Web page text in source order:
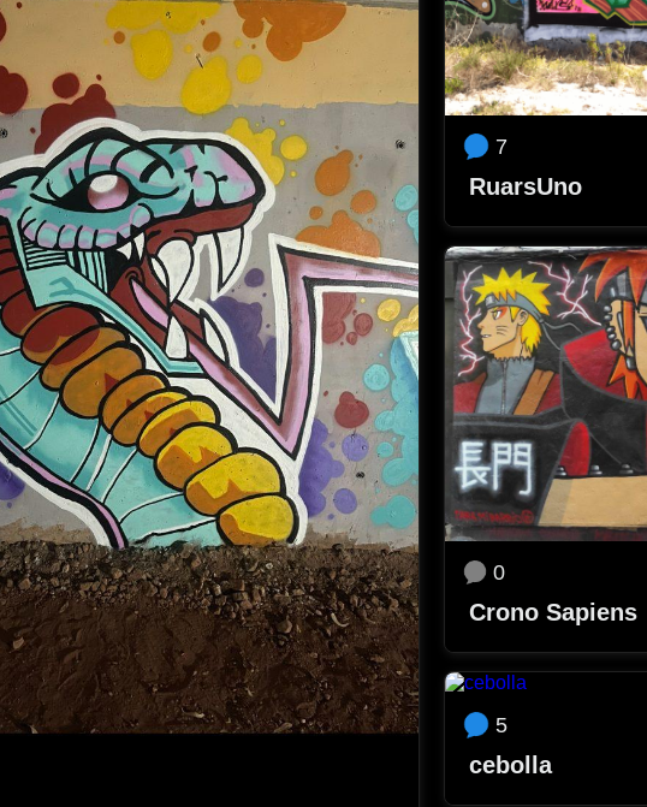
7
RuarsUno
0
Crono Sapiens
5
cebolla